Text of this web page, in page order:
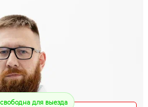
для выезда